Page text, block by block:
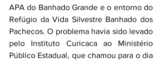
APA do Banhado Grande e o entorno do
Refúgio da Vida Silvestre Banhado dos
Pachecos. O problema havia sido levado
pelo Instituto Curicaca ao Ministério
Público Estadual, que chamou para o dia